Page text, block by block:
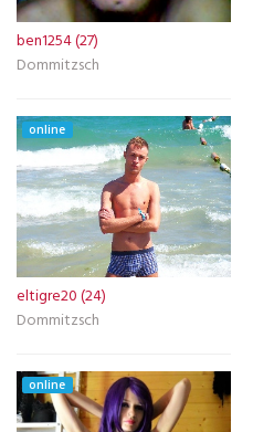
ben1254 (27)
Dommitzsch
online
eltigre20 (24)
Dommitzsch
online